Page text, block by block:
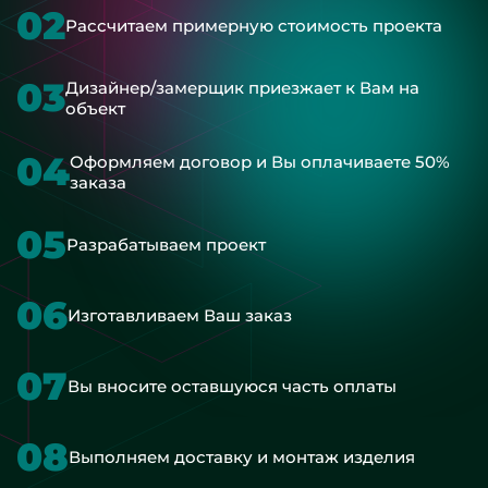
02Рассчитаем примерную стоимость проекта
03Дизайнер/замерщик приезжает к Вам на
объект
04Оформляем договор и Вы оплачиваете 50%
заказа
05Разрабатываем проект
06Изготавливаем Ваш заказ
07Вы вносите оставшуюся часть оплаты
08Выполняем доставку и монтаж изделия